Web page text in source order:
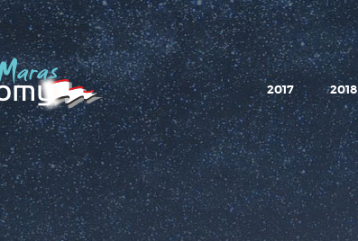
2017 2018